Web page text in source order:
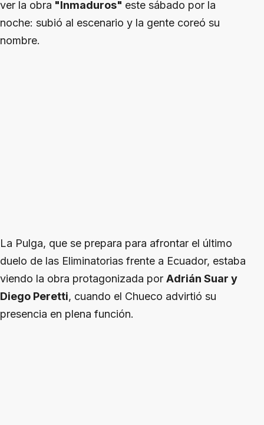
ver la obra "Inmaduros" este sábado por la
noche: subió al escenario y la gente coreó su
nombre.
La Pulga, que se prepara para afrontar el último
duelo de las Eliminatorias frente a Ecuador, estaba
viendo la obra protagonizada por Adrián Suar y
Diego Peretti, cuando el Chueco advirtió su
presencia en plena función.